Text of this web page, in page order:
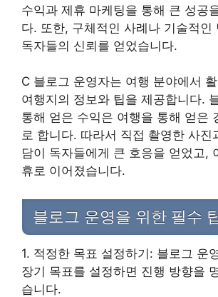
수익과 제휴 마케팅을 통해 큰 성공
다. 또한, 구체적인 사례나 기술적인
독자들의 신뢰를 얻었습니다.
C 블로그 운영자는 여행 분야에서
여행지의 정보와 팁을 제공합니다.
통해 얻은 수익은 여행을 통해 얻은
로 합니다. 따라서 직접 촬영한 사진
담이 독자들에게 큰 호응을 얻었고,
휴로 이어졌습니다.
블로그 운영을 위한 필수
1. 적정한 목표 설정하기: 블로그 운
장기 목표를 설정하면 진행 방향을
습니다.